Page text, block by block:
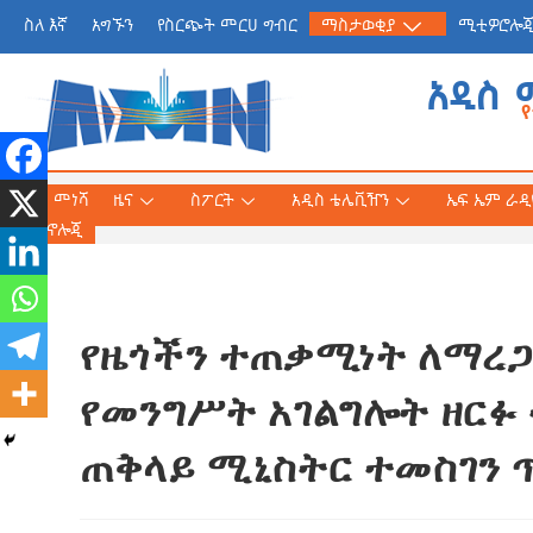
ስለ እኛ አግኙን የስርጭት መርሀ ግብር ማስታወቂያ ሚቲዎሮሎጂ
አዲስ
መነሻ ዜና ስፖርት አዲስ ቴሌቪዥን
የጠቅላይ ሚኒስትር ዐቢይ
«መደመር» መጽሐፍ
ለንባብ ይበቃል
AmnAdmin
ኤፍ ኤም
ቴክኖሎጂ
‎የዜጎችን ተጠቃሚነት
የመንግሥት አገልግሎት
ጠቅላይ ሚኒስትር ተመስገን